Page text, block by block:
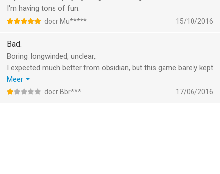
I'm having tons of fun.
door Mu***** 15/10/2016
Bad.
Boring, longwinded, unclear,.
I expected much better from obsidian, but this game barely kept
my attention even during the confusing tutorial.
Then when i "finally" finished that,. You get confronted by the
Meer
door Bbr*** 17/06/2016